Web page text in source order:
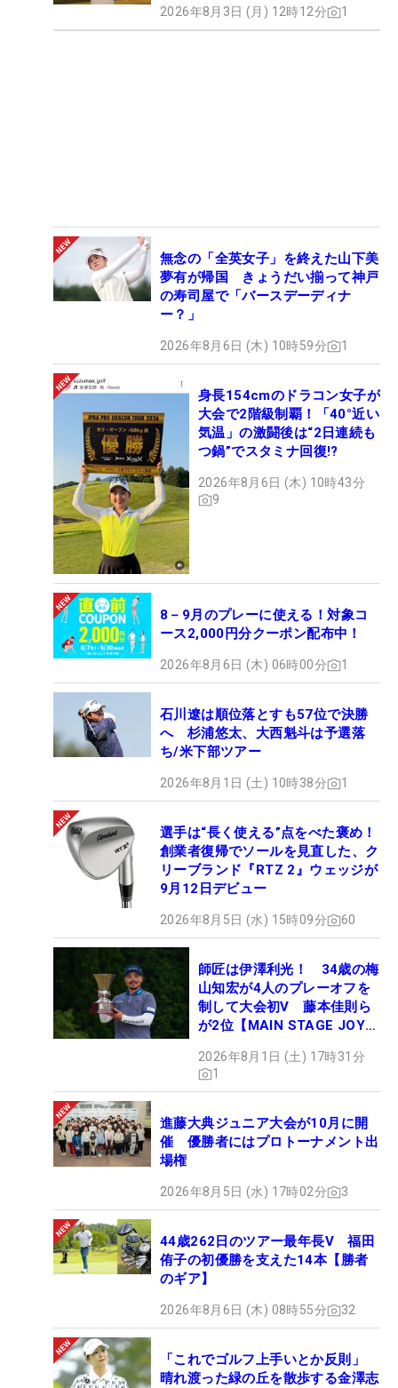
2026年8月3日 (月) 12時12分 1
無念の「全英女子」を終えた山下美
夢有が帰国 きょうだい揃って神戸
の寿司屋で「バースデーディナ
ー？」
2026年8月6日 (木) 10時59分 1
身長154cmのドラコン女子が
大会で2階級制覇！「40°近い
気温」の激闘後は“2日連続も
つ鍋”でスタミナ回復!?
2026年8月6日 (木) 10時43分
9
8－9月のプレーに使える！対象コ
ース2,000円分クーポン配布中！
2026年8月6日 (木) 06時00分 1
石川遼は順位落とすも57位で決勝
へ 杉浦悠太、大西魁斗は予選落
ち/米下部ツアー
2026年8月1日 (土) 10時38分 1
選手は“長く使える”点をべた褒め！
創業者復帰でソールを見直した、ク
リーブランド『RTZ 2』ウェッジが
9月12日デビュー
2026年8月5日 (水) 15時09分 60
師匠は伊澤利光！ 34歳の梅
山知宏が4人のプレーオフを
制して大会初V 藤本佳則ら
が2位【MAIN STAGE JOYX
2026年8月1日 (土) 17時31分
1
進藤大典ジュニア大会が10月に開
催 優勝者にはプロトーナメント出
場権
2026年8月5日 (水) 17時02分 3
44歳262日のツアー最年長V 福田
侑子の初優勝を支えた14本【勝者
のギア】
2026年8月6日 (木) 08時55分 32
「これでゴルフ上手いとか反則」
晴れ渡った緑の丘を散歩する金澤志